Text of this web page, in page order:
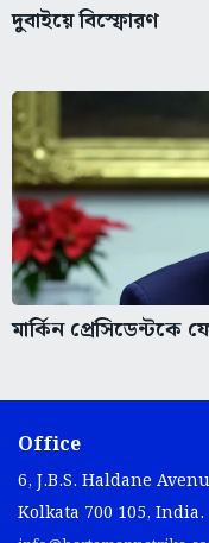
দুবাইয়ে বিস্ফোরণ
মার্কিন প্রেসিডেন্টকে
Office
6, J.B.S. Haldane
Kolkata 700 105, India.